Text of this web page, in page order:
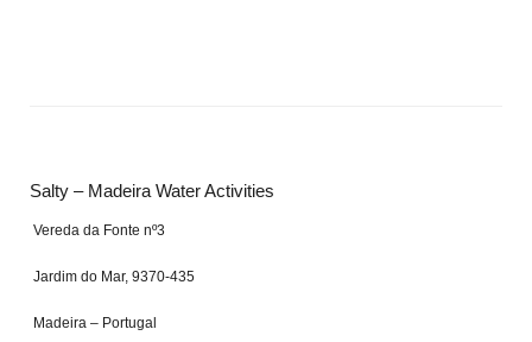
Salty – Madeira Water Activities
Vereda da Fonte nº3
Jardim do Mar, 9370-435
Madeira – Portugal